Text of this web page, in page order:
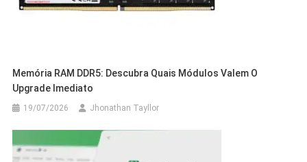
Memória RAM DDR5: Descubra Quais Módulos Valem O
Upgrade Imediato
19/07/2026 Jhonathan Tayllor